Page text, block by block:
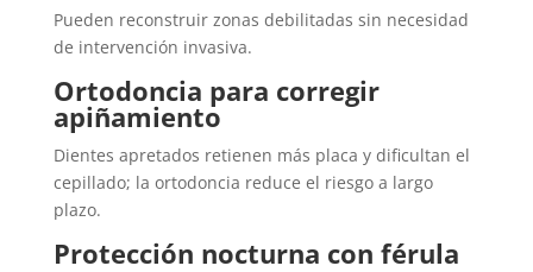
Pueden reconstruir zonas debilitadas sin necesidad
de intervención invasiva.
Ortodoncia para corregir
apiñamiento
Dientes apretados retienen más placa y dificultan el
cepillado; la ortodoncia reduce el riesgo a largo
plazo.
Protección nocturna con férula